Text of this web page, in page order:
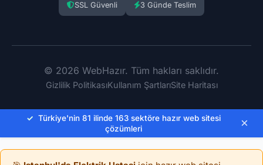
SSL Güvenli 3 Günde Teslim
© 2026 WebHazır. Tüm hakları saklıdır.
Gizlilik PolitikasıKullanım ŞartlarıSite Haritası
✓ Türkiye'nin 81 ilinde 163 sektöre hazır web sitesi
çözümleri
×